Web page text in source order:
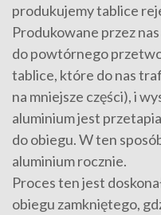
produkujemy tablice
Produkowane przez
do powtórnego
tablice, które do nas
na mniejsze części), i
aluminium jest
do obiegu. W ten
aluminium rocznie.
Proces ten jest
obiegu zamkniętego,